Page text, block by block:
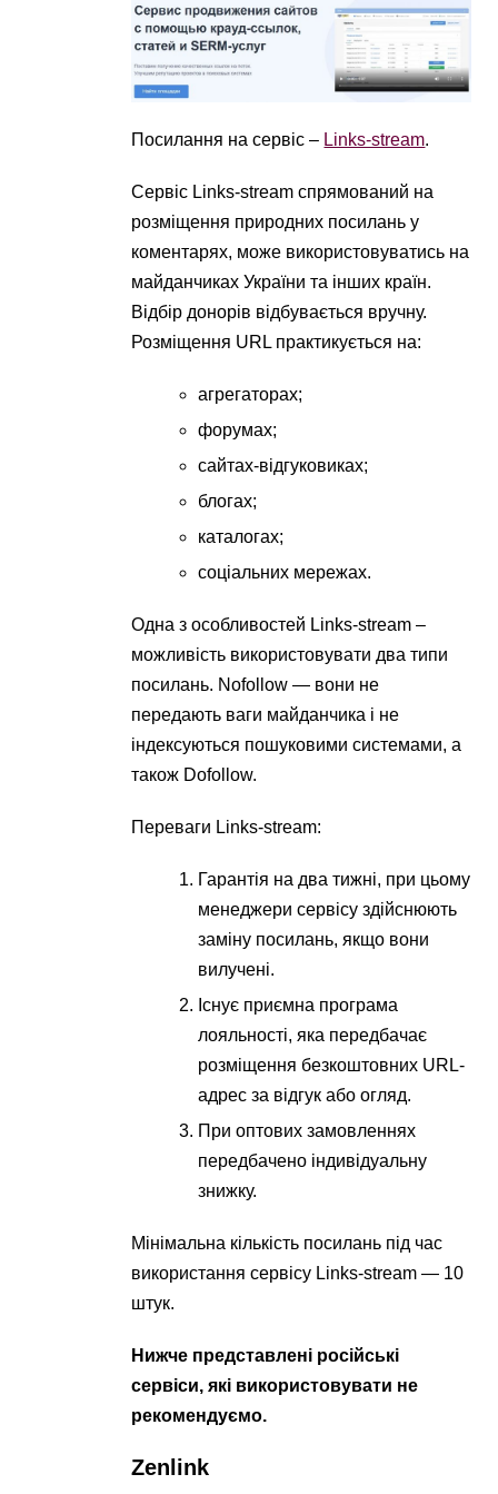
Посилання на сервіс – Links-stream.
Сервіс Links-stream спрямований на
розміщення природних посилань у
коментарях, може використовуватись на
майданчиках України та інших країн.
Відбір донорів відбувається вручну.
Розміщення URL практикується на:
агрегаторах;
форумах;
сайтах-відгуковиках;
блогах;
каталогах;
соціальних мережах.
Одна з особливостей Links-stream –
можливість використовувати два типи
посилань. Nofollow — вони не
передають ваги майданчика і не
індексуються пошуковими системами, а
також Dofollow.
Переваги Links-stream:
Гарантія на два тижні, при цьому
менеджери сервісу здійснюють
заміну посилань, якщо вони
вилучені.
Існує приємна програма
лояльності, яка передбачає
розміщення безкоштовних URL-
адрес за відгук або огляд.
При оптових замовленнях
передбачено індивідуальну
знижку.
Мінімальна кількість посилань під час
використання сервісу Links-stream — 10
штук.
Нижче представлені російські
сервіси, які використовувати не
рекомендуємо.
Zenlink